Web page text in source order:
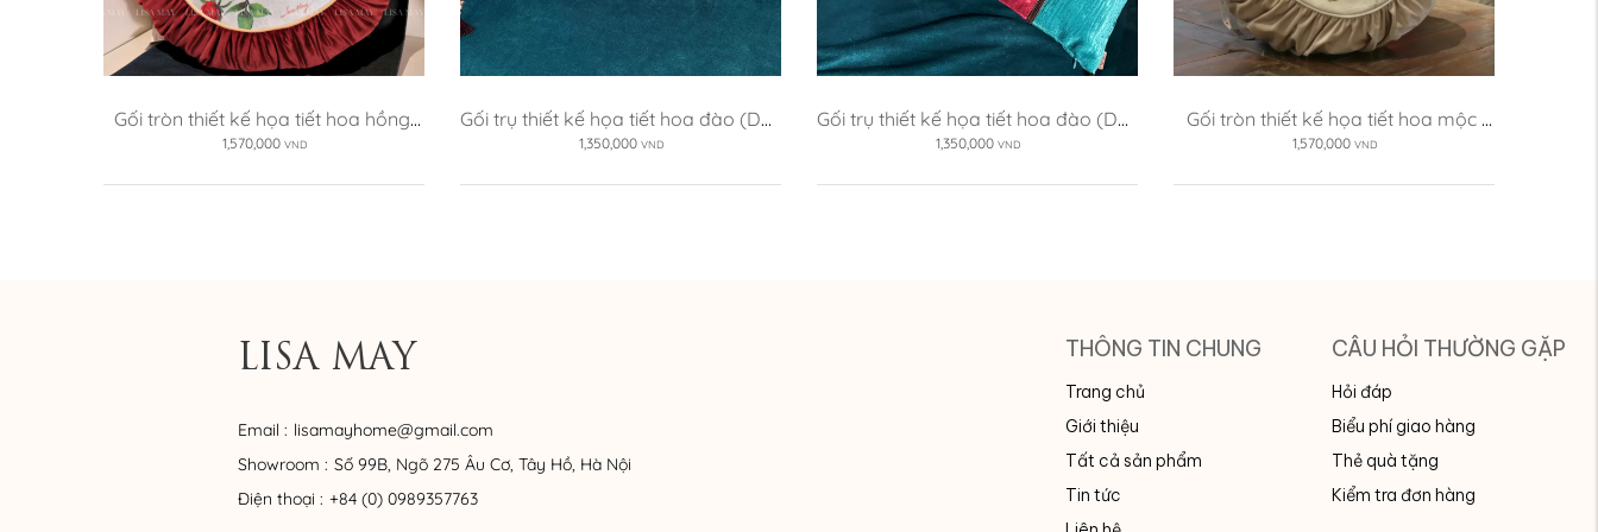
Gối tròn thiết kế họa tiết hoa hồng
(DG-HH12b)
1,570,000 VND
Gối trụ thiết kế họa tiết hoa đào (DG-
HD8b)
1,350,000 VND
Gối trụ thiết kế họa tiết hoa đào (DG-
HD8a)
1,350,000 VND
Gối tròn thiết kế họa tiết hoa mộc
lan (DG-ML04e)
1,570,000 VND
LISA MAY
Email : lisamayhome@gmail.com
Showroom : Số 99B, Ngõ 275 Âu Cơ, Tây Hồ, Hà Nội
Điện thoại : +84 (0) 0989357763
THÔNG TIN CHUNG
Trang chủ
Giới thiệu
Tất cả sản phẩm
Tin tức
CÂU HỎI THƯỜNG GẶP
Hỏi đáp
Biểu phí giao hàng
Thẻ quà tặng
Kiểm tra đơn hàng